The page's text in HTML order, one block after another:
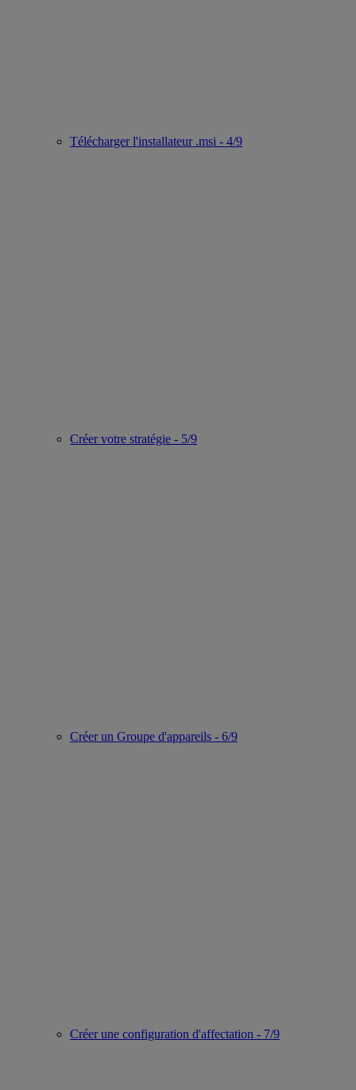
Télécharger l'installateur .msi - 4/9
Créer votre stratégie - 5/9
Créer un Groupe d'appareils - 6/9
Créer une configuration d'affectation - 7/9